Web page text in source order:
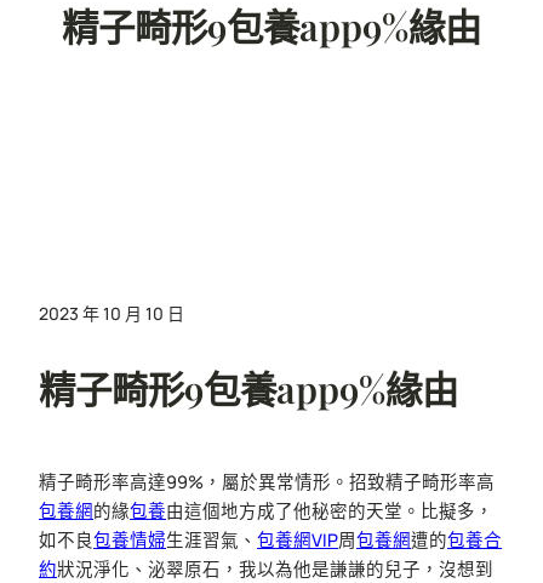
精子畸形9包養app9%緣由
2023 年 10 月 10 日
精子畸形9包養app9%緣由
精子畸形率高達99%，屬於異常情形。招致精子畸形率高
包養網的緣包養由這個地方成了他秘密的天堂。比擬多，
如不良包養情婦生涯習氣、 包養網VIP周包養網遭的包養合
約狀況淨化、泌翠原石，我以為他是謙謙的兒子，沒想到